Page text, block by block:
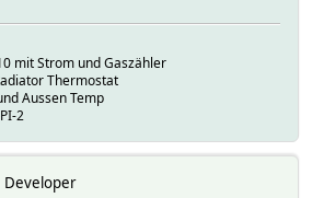
mit Strom und Gaszähler
Thermostat
Aussen Temp
2
Developer